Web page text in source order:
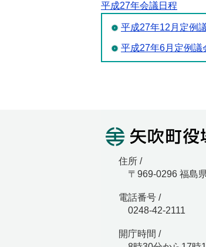
平成27年会議日程
平成27年12月定例
平成27年6月定例議
住所 /
〒969-0296 福島
電話番号 /
0248-42-2111
開庁時間 /